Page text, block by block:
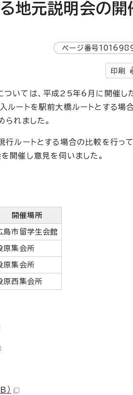
地元説明会の開
ページ番号
印刷
いては、平成25年6月に開催し
ートを駅前大橋ルートとする場
れました。
ルートとする場合の比較を行っ
開催し意見を伺いました。
開催場所
島市留学生会館
原集会所
原集会所
原西集会所